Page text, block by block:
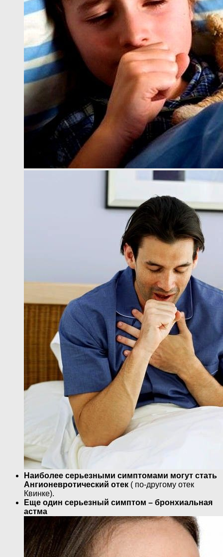
Наиболее серьезными симптомами могут стать
Ангионевротический отек ( по-другому отек
Квинке).
Еще один серьезный симптом – бронхиальная
астма